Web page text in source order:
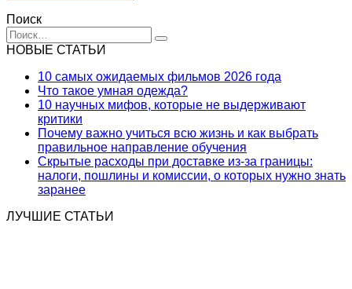
Поиск
Search
for:
НОВЫЕ СТАТЬИ
10 самых ожидаемых фильмов 2026 года
Что такое умная одежда?
10 научных мифов, которые не выдерживают
критики
Почему важно учиться всю жизнь и как выбрать
правильное направление обучения
Скрытые расходы при доставке из-за границы:
налоги, пошлины и комиссии, о которых нужно знать
заранее
ЛУЧШИЕ СТАТЬИ